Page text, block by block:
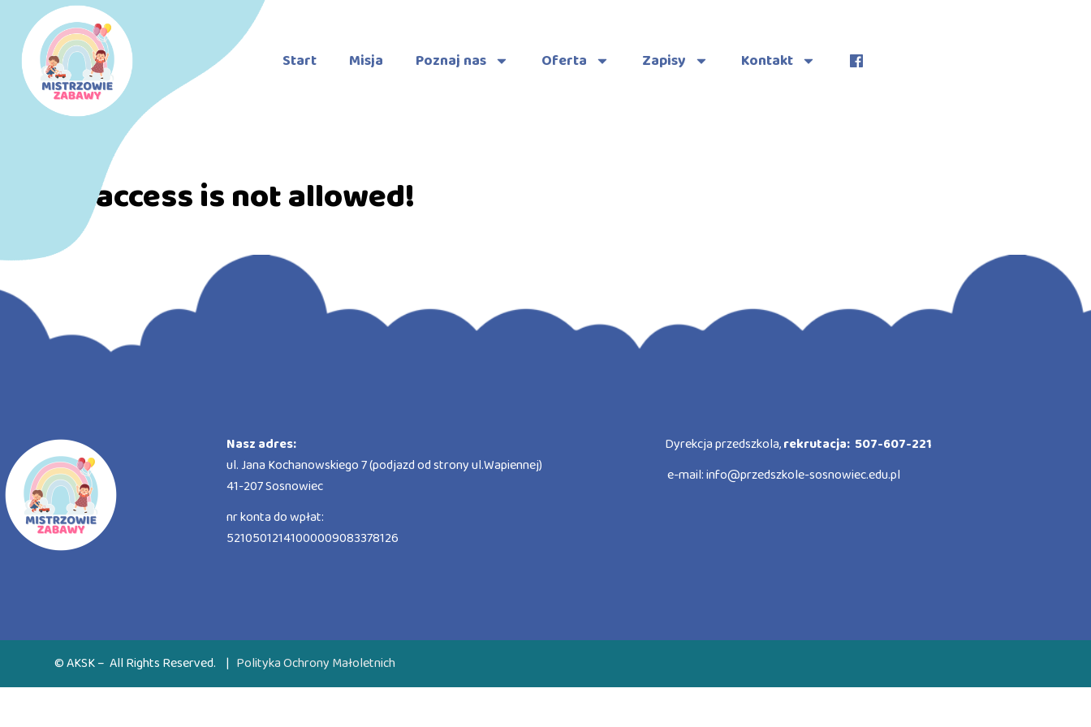
Start Misja Poznaj nas Oferta Zapisy Kontakt
Direct access is not allowed!
Nasz adres:
ul. Jana Kochanowskiego 7 (podjazd od strony ul.Wapiennej)
41-207 Sosnowiec
nr konta do wpłat:
52105012141000009083378126
Dyrekcja przedszkola,rekrutacja: 507-607-221
e-mail:info@przedszkole-sosnowiec.edu.pl
© AKSK – All Rights Reserved. | Polityka Ochrony Małoletnich